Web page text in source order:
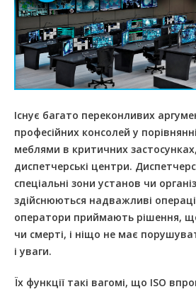
Існує багато переконливих
професійних консолей у
меблями в критичних
диспетчерські центри.
спеціальні зони установ чи
здійснюються надважливі
оператори приймають рішення,
чи смерті, і ніщо не має
і уваги.
Їх функції такі вагомі, що ISO